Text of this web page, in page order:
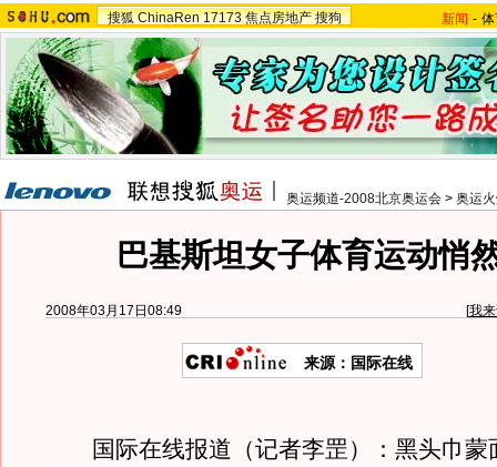
搜狐 ChinaRen 17173 焦点房地产 搜狗 新闻 -
奥运频道-2008北京奥运会 > 奥运
巴基斯坦女子体育运动悄
2008年03月17日08:49 [我
来源：国际在线
国际在线报道（记者李罡）：黑头巾蒙